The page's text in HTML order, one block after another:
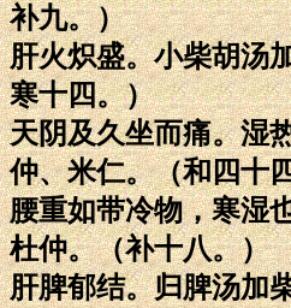
补九。）
肝火炽盛。小柴胡汤
寒十四。）
天阴及久坐而痛。湿
仲、米仁。（和四十
腰重如带冷物，寒湿
杜仲。（补十八。）
肝脾郁结。归脾汤加